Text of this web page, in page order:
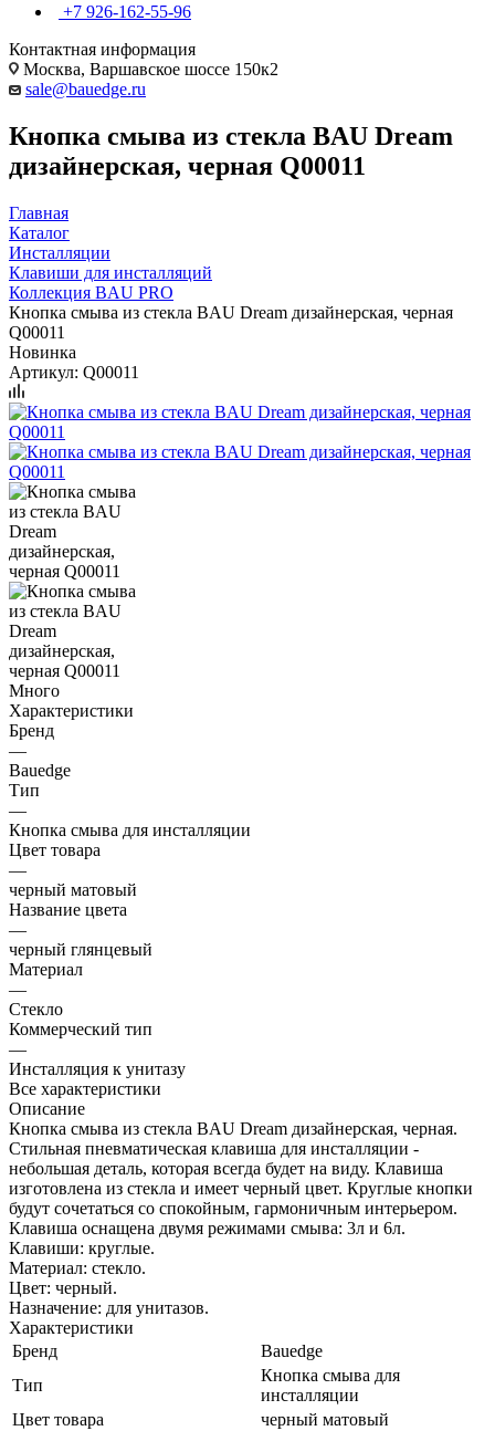
+7 926-162-55-96
Контактная информация
Москва, Варшавское шоссе 150к2
sale@bauedge.ru
Кнопка смыва из стекла BAU Dream
дизайнерская, черная Q00011
Главная
Каталог
Инсталляции
Клавиши для инсталляций
Коллекция BAU PRO
Кнопка смыва из стекла BAU Dream дизайнерская, черная
Q00011
Новинка
Артикул: Q00011
Много
Характеристики
Бренд
—
Bauedge
Тип
—
Кнопка смыва для инсталляции
Цвет товара
—
черный матовый
Название цвета
—
черный глянцевый
Материал
—
Стекло
Коммерческий тип
—
Инсталляция к унитазу
Все характеристики
Описание
Кнопка смыва из стекла BAU Dream дизайнерская, черная.
Стильная пневматическая клавиша для инсталляции -
небольшая деталь, которая всегда будет на виду. Клавиша
изготовлена из стекла и имеет черный цвет. Круглые кнопки
будут сочетаться со спокойным, гармоничным интерьером.
Клавиша оснащена двумя режимами смыва: 3л и 6л.
Клавиши: круглые.
Материал: стекло.
Цвет: черный.
Назначение: для унитазов.
Характеристики
Бренд
Bauedge
Тип
Кнопка смыва для
инсталляции
Цвет товара
черный матовый